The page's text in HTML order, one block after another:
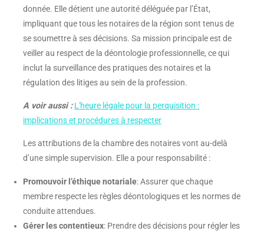
donnée. Elle détient une autorité déléguée par l’État,
impliquant que tous les notaires de la région sont tenus de
se soumettre à ses décisions. Sa mission principale est de
veiller au respect de la déontologie professionnelle, ce qui
inclut la surveillance des pratiques des notaires et la
régulation des litiges au sein de la profession.
A voir aussi : L'heure légale pour la perquisition :
implications et procédures à respecter
Les attributions de la chambre des notaires vont au-delà
d’une simple supervision. Elle a pour responsabilité :
Promouvoir l’éthique notariale: Assurer que chaque
membre respecte les règles déontologiques et les normes de
conduite attendues.
Gérer les contentieux: Prendre des décisions pour régler les